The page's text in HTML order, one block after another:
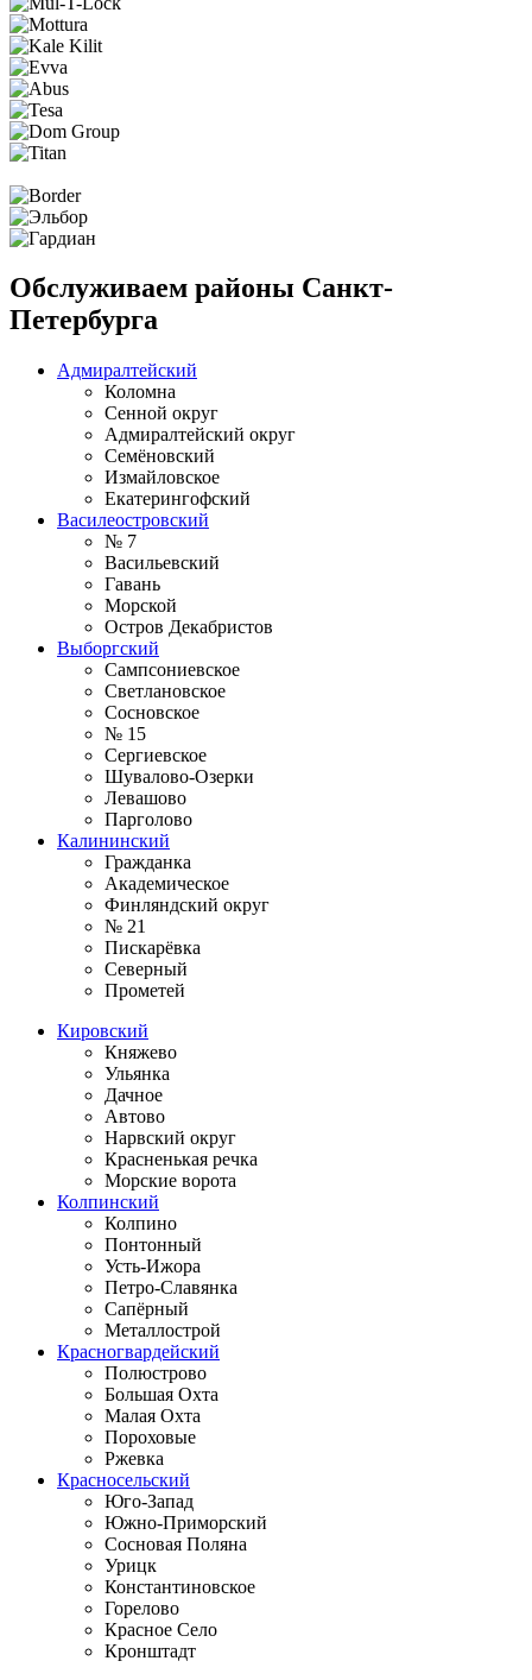
Обслуживаем районы Санкт-
Петербурга
Адмиралтейский
Коломна
Сенной округ
Адмиралтейский округ
Семёновский
Измайловское
Екатерингофский
Василеостровский
№ 7
Васильевский
Гавань
Морской
Остров Декабристов
Выборгский
Сампсониевское
Светлановское
Сосновское
№ 15
Сергиевское
Шувалово-Озерки
Левашово
Парголово
Калининский
Гражданка
Академическое
Финляндский округ
№ 21
Пискарёвка
Северный
Прометей
Кировский
Княжево
Ульянка
Дачное
Автово
Нарвский округ
Красненькая речка
Морские ворота
Колпинский
Колпино
Понтонный
Усть-Ижора
Петро-Славянка
Сапёрный
Металлострой
Красногвардейский
Полюстрово
Большая Охта
Малая Охта
Пороховые
Ржевка
Красносельский
Юго-Запад
Южно-Приморский
Сосновая Поляна
Урицк
Константиновское
Горелово
Красное Село
Кронштадт